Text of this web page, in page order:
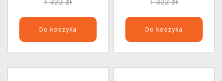
1.322 zł
Do koszyka
1.322 zł
Do koszyka